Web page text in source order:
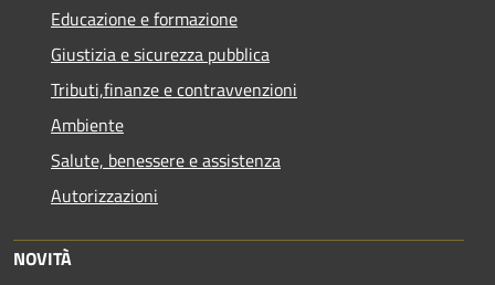
Educazione e formazione
Giustizia e sicurezza pubblica
Tributi,finanze e contravvenzioni
Ambiente
Salute, benessere e assistenza
Autorizzazioni
NOVITÀ